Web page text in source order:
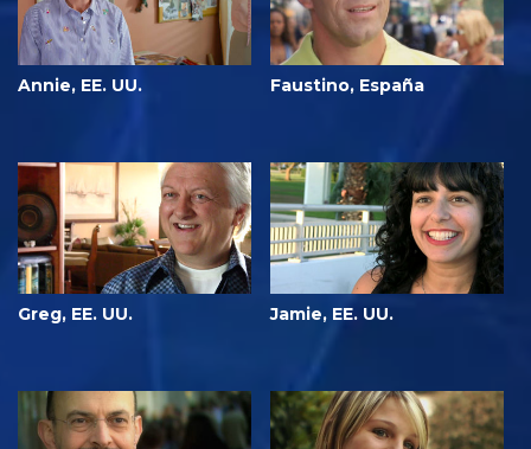
Annie, EE. UU. Faustino, España
Greg, EE. UU. Jamie, EE. UU.